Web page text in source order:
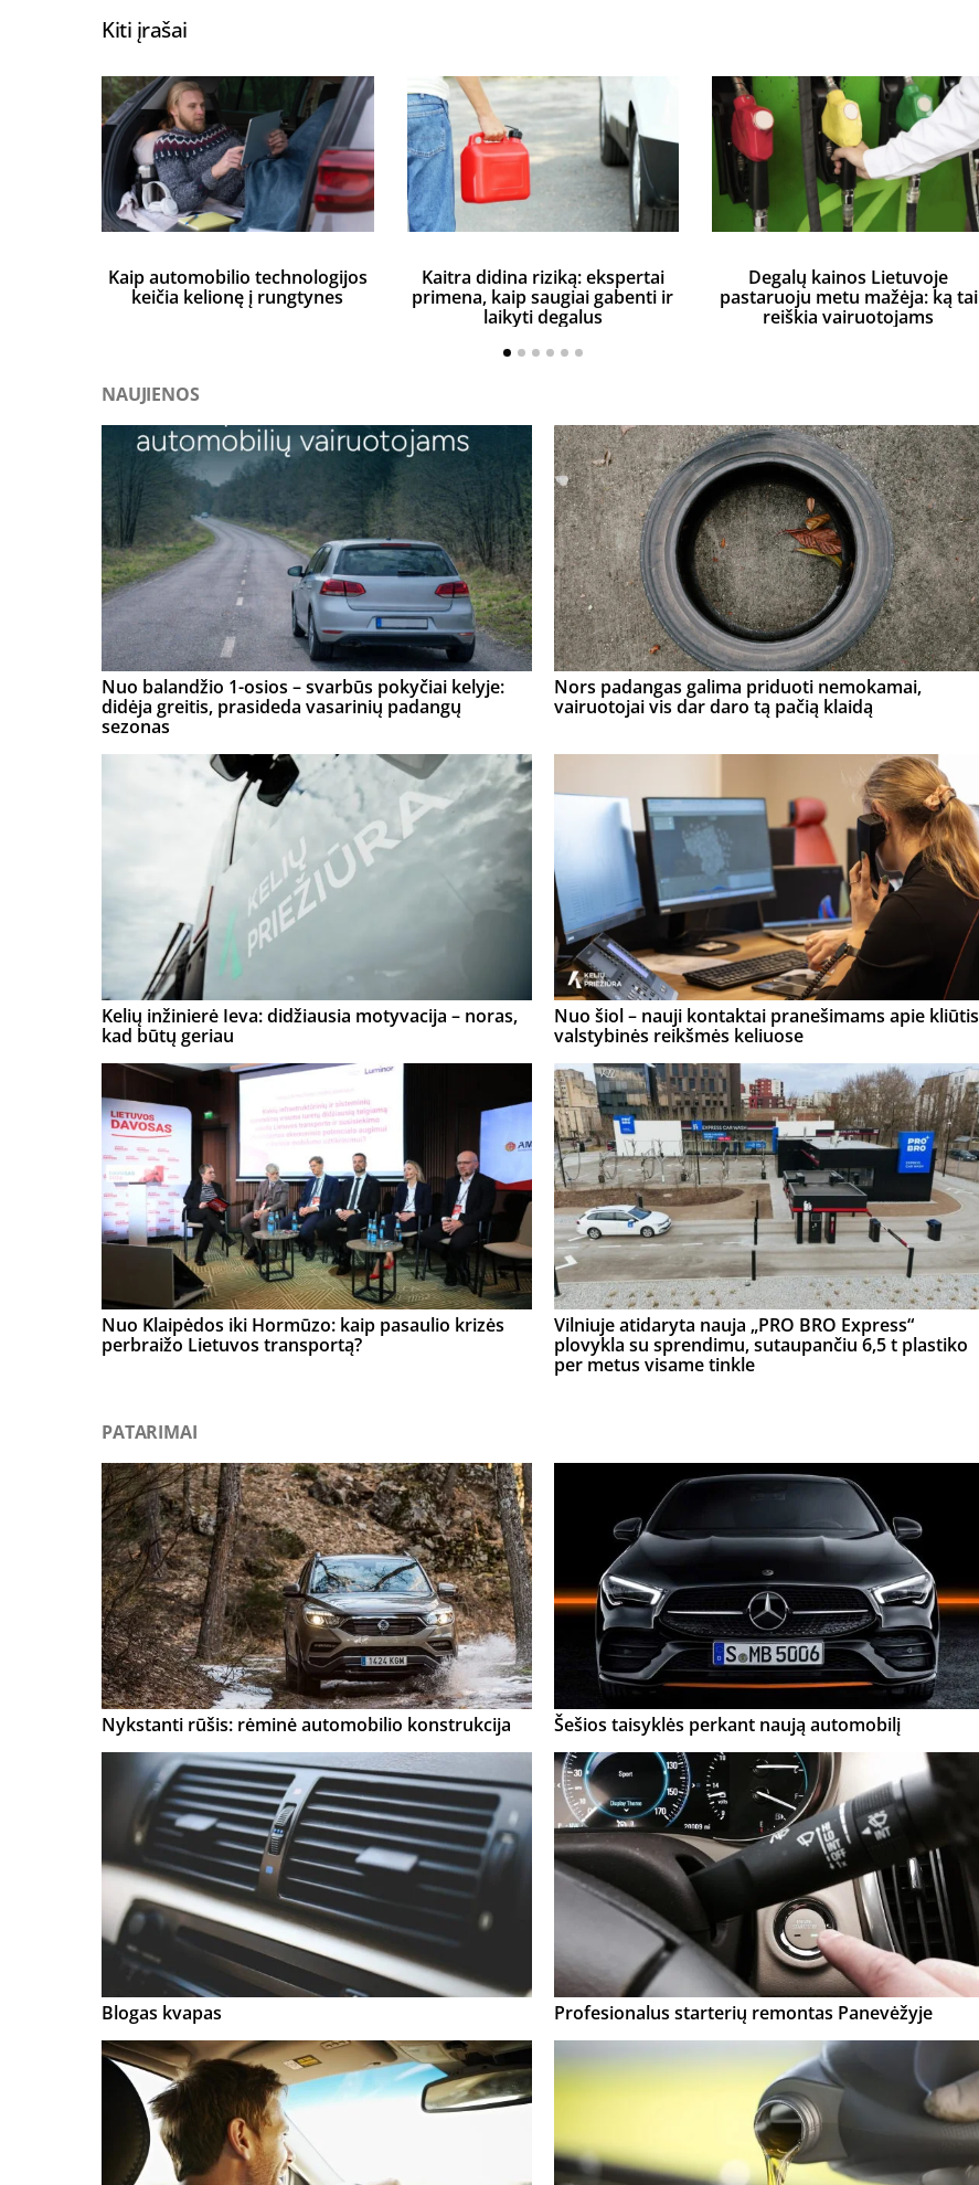
Kiti įrašai
Kaip automobilio technologijos
keičia kelionę į rungtynes
Kaitra didina riziką: ekspertai
primena, kaip saugiai gabenti ir
laikyti degalus
Degalų kainos Lietuvoje
pastaruoju metu mažėja: ką tai
reiškia vairuotojams
NAUJIENOS
Nuo balandžio 1-osios – svarbūs pokyčiai kelyje:
didėja greitis, prasideda vasarinių padangų
sezonas
Nors padangas galima priduoti nemokamai,
vairuotojai vis dar daro tą pačią klaidą
Kelių inžinierė Ieva: didžiausia motyvacija – noras,
kad būtų geriau
Nuo šiol – nauji kontaktai pranešimams apie kliūtis
valstybinės reikšmės keliuose
Nuo Klaipėdos iki Hormūzo: kaip pasaulio krizės
perbraižo Lietuvos transportą?
Vilniuje atidaryta nauja „PRO BRO Express“
plovykla su sprendimu, sutaupančiu 6,5 t plastiko
per metus visame tinkle
PATARIMAI
Nykstanti rūšis: rėminė automobilio konstrukcija Šešios taisyklės perkant naują automobilį
Blogas kvapas Profesionalus starterių remontas Panevėžyje